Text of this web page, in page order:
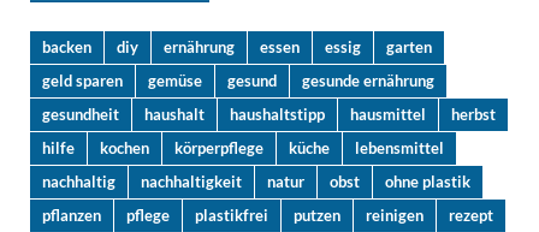
backen diy ernährung essen essig
garten
geld sparen
gemüse gesund
gesunde ernährung
gesundheit
haushalt haushaltstipp hausmittel
herbst
hilfe
kochen körperpflege küche
lebensmittel
nachhaltig
nachhaltigkeit natur obst
ohne plastik
pflanzen
pflege plastikfrei putzen reinigen
rezept